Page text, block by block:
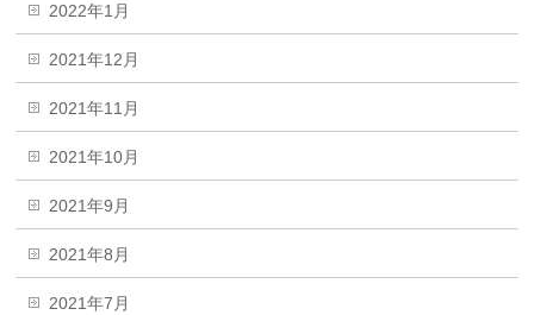
2022年1月
2021年12月
2021年11月
2021年10月
2021年9月
2021年8月
2021年7月